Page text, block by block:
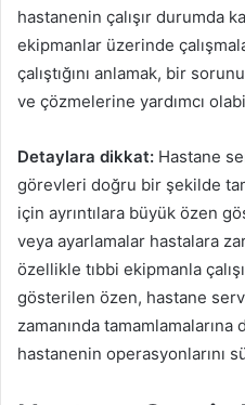
hastanenin çalışır durumda
ekipmanlar üzerinde
çalıştığını anlamak, bir
ve çözmelerine yardımcı
Detaylara dikkat: Hastane
görevleri doğru bir şekilde
için ayrıntılara büyük özen
veya ayarlamalar hastalara
özellikle tıbbi ekipmanla
gösterilen özen, hastane
zamanında tamamlamalarına
hastanenin operasyonlarını